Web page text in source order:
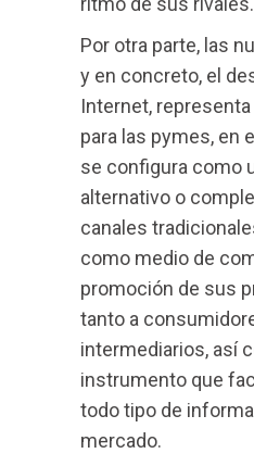
Por otra parte, las
y en concreto, el
Internet,
para las pymes, en
se configura como
alternativo o
canales
como medio de
promoción de sus
tanto a
intermediarios, así
instrumento que
todo tipo de
mercado.